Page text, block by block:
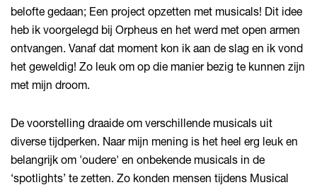
belofte gedaan; Een project opzetten met musicals! Dit idee
heb ik voorgelegd bij Orpheus en het werd met open armen
ontvangen. Vanaf dat moment kon ik aan de slag en ik vond
het geweldig! Zo leuk om op die manier bezig te kunnen zijn
met mijn droom.
De voorstelling draaide om verschillende musicals uit
diverse tijdperken. Naar mijn mening is het heel erg leuk en
belangrijk om 'oudere' en onbekende musicals in de
‘spotlights’ te zetten. Zo konden mensen tijdens Musical